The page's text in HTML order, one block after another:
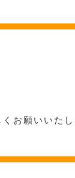
お願いいたし